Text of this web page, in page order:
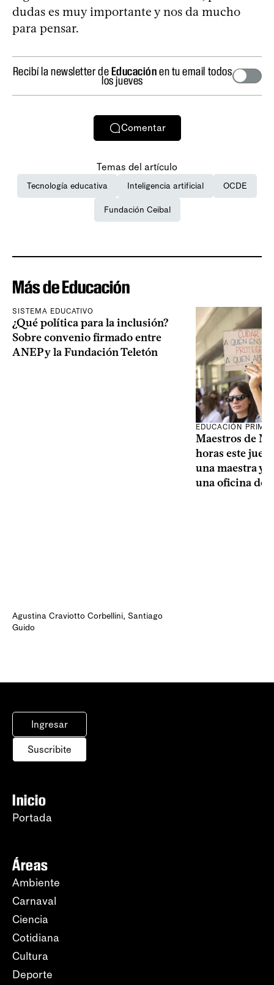
dudas es muy importante y nos da mucho
para pensar.
Recibí la newsletter deEducaciónen tu email todos
los jueves
Comentar
Temas del artículo
Tecnología educativa Inteligencia artificial OCDE
Fundación Ceibal
Más de Educación
SISTEMA EDUCATIVO
¿Qué política para la inclusión?
Sobre convenio firmado entre
ANEP y la Fundación Teletón
Agustina Craviotto Corbellini, Santiago
Guido
EDUCACIÓN
Maestros de
horas este
una maestra y
una oficina de
Ingresar
Suscribite
Inicio
Portada
Áreas
Ambiente
Carnaval
Ciencia
Cotidiana
Cultura
Deporte